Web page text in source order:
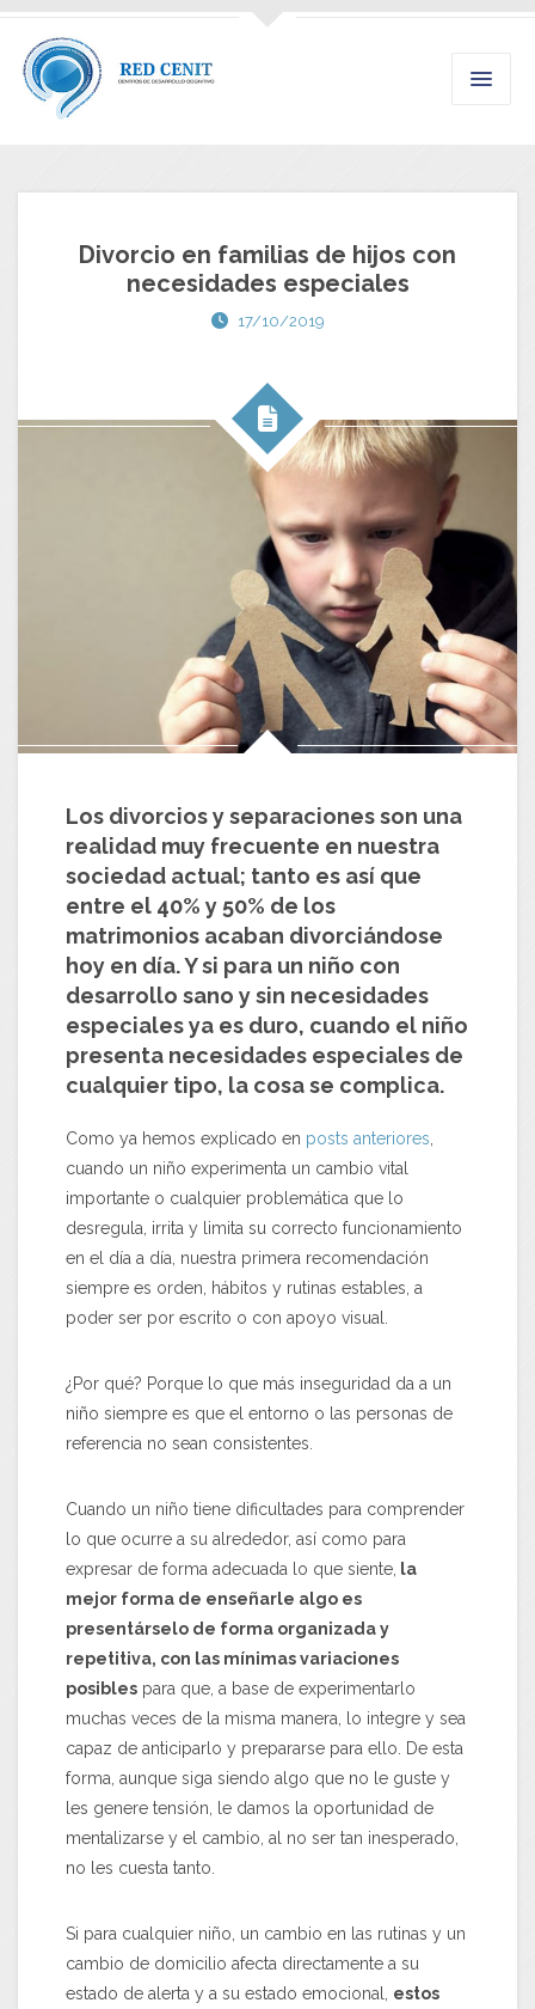
Divorcio en familias de hijos con
necesidades especiales
17/10/2019
Los divorcios y separaciones son una
realidad muy frecuente en nuestra
sociedad actual; tanto es así que
entre el 40% y 50% de los
matrimonios acaban divorciándose
hoy en día. Y si para un niño con
desarrollo sano y sin necesidades
especiales ya es duro, cuando el niño
presenta necesidades especiales de
cualquier tipo, la cosa se complica.
Como ya hemos explicado en posts anteriores
cuando un niño experimenta un cambio vital
importante o cualquier problemática que lo
desregula, irrita y limita su correcto funcionamiento
en el día a día, nuestra primera recomendación
siempre es orden, hábitos y rutinas estables, a
poder ser por escrito o con apoyo visual.
¿Por qué? Porque lo que más inseguridad da a un
niño siempre es que el entorno o las personas de
referencia no sean consistentes.
Cuando un niño tiene dificultades para comprender
lo que ocurre a su alrededor, así como para
expresar de forma adecuada lo que siente, la
mejor forma de enseñarle algo es
presentárselo de forma organizada y
repetitiva, con las mínimas variaciones
posibles para que, a base de experimentarlo
muchas veces de la misma manera, lo integre y sea
capaz de anticiparlo y prepararse para ello. De esta
forma, aunque siga siendo algo que no le guste y
les genere tensión, le damos la oportunidad de
mentalizarse y el cambio, al no ser tan inesperado,
no les cuesta tanto.
Si para cualquier niño, un cambio en las rutinas y un
cambio de domicilio afecta directamente a su
estado de alerta y a su estado emocional, estos